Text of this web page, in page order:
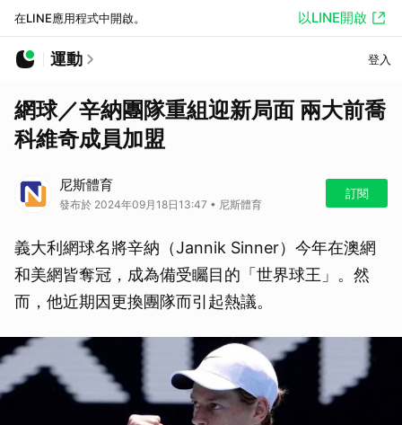
在LINE應用程式中開啟。 以LINE開啟
運動 登入
網球／辛納團隊重組迎新局面 兩大前喬
科維奇成員加盟
尼斯體育
發布於 2024年09月18日13:47 • 尼斯體育
訂閱
義大利網球名將辛納（Jannik Sinner）今年在澳網
和美網皆奪冠，成為備受矚目的「世界球王」。然
而，他近期因更換團隊而引起熱議。